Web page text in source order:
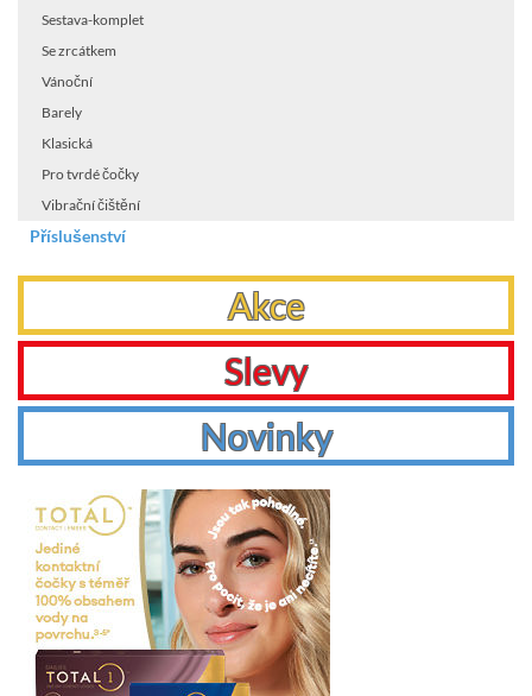
Sestava-komplet
Se zrcátkem
Vánoční
Barely
Klasická
Pro tvrdé čočky
Vibrační čištění
Příslušenství
Akce
Slevy
Novinky